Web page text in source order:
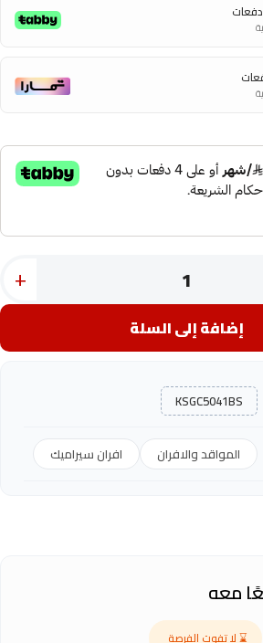
+
إضافة إلى السلة
KSGC5041BS
المواقد والافران افران سيراميك
معه
⌛ لا تفوت الفرصة